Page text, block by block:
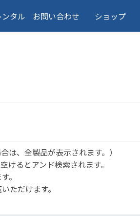
ンタル お問い合わせ ショップ
は、全製品が表示されます。）
けるとアンド検索されます。
。
ただけます。